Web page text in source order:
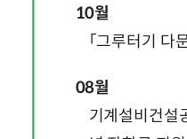
10월
「그루터기 다
08월
기계설비건설